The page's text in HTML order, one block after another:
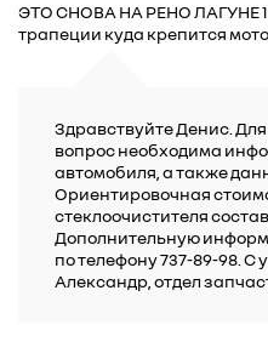
ЭТО СНОВА НА РЕНО ЛАГУНЕ
трапеции куда крепится
Здравствуйте Денис.
вопрос необходима
автомобиля, а также
Ориентировочная
стеклоочистителя
Дополнительную
по телефону 737-89-98.
Александр, отдел